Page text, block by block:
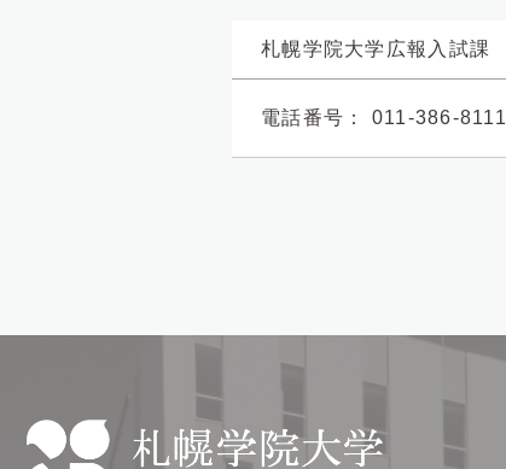
札幌学院大学広報入試課
電話番号： 011-386-8111